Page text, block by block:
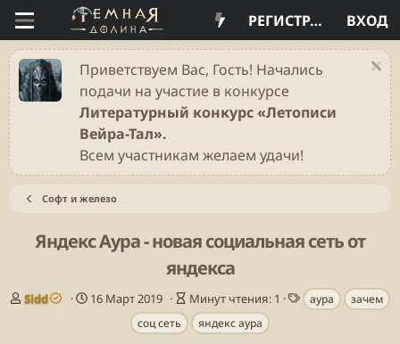
ВХОД
РЕГИСТРАЦИЯ
Приветствуем Вас, Гость! Начались
подачи на участие в конкурсе
Литературный конкурс «Летописи
Вейра-Тал».
Всем участникам желаем удачи!
Софт и железо
Яндекс Аура - новая социальная сеть от
яндекса
А
Sidd
Д
16 Март 2019
В
р
е
Минут чтения: 1
Т
е
аура
зачем
соц сеть
яндекс аура